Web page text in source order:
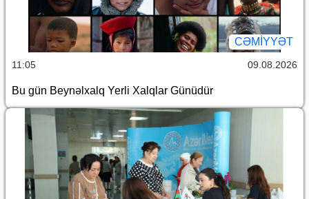
CƏMİYYƏT
11:05 09.08.2026
Bu gün Beynəlxalq Yerli Xalqlar Günüdür